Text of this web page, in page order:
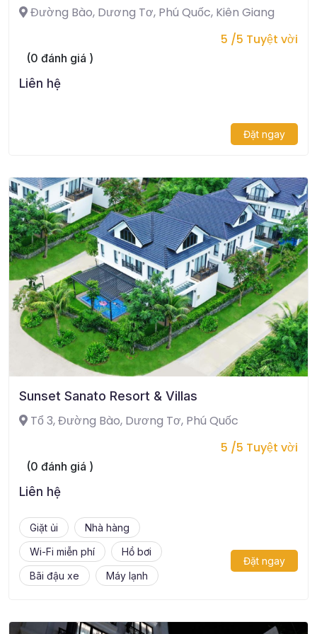
Đường Bào, Dương Tơ, Phú Quốc, Kiên Giang
5 /5 Tuyệt vời
(0 đánh giá )
Liên hệ
Đặt ngay
Sunset Sanato Resort & Villas
Tổ 3, Đường Bào, Dương Tơ, Phú Quốc
5 /5 Tuyệt vời
(0 đánh giá )
Liên hệ
Giặt ủi
Nhà hàng
Wi-Fi miễn phí
Hồ bơi
Bãi đậu xe
Máy lạnh
Đặt ngay